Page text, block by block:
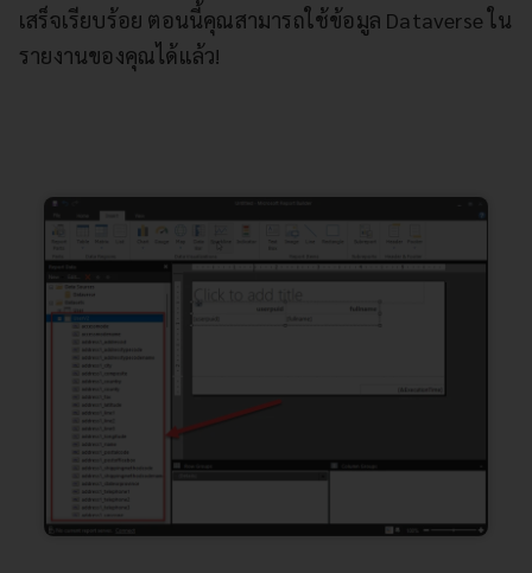
เสร็จเรียบร้อย ตอนนี้คุณสามารถใช้ข้อมูล Dataverse ใน
รายงานของคุณได้แล้ว!